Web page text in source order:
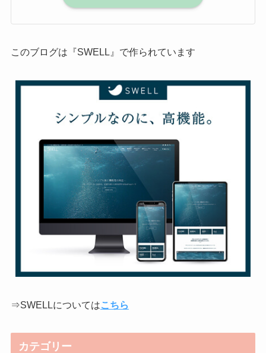
このブログは『SWELL』で作られています
⇒SWELLについてはこちら
カテゴリー